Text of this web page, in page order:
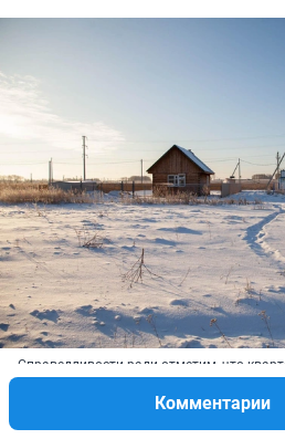
Комментарии
Справедливости ради отметим, что
двух полей (их называют Пул 1 и Пул 2. —
первого поля (на фото), которая
недавно появились столбы и
на втором поле уже несколько лет